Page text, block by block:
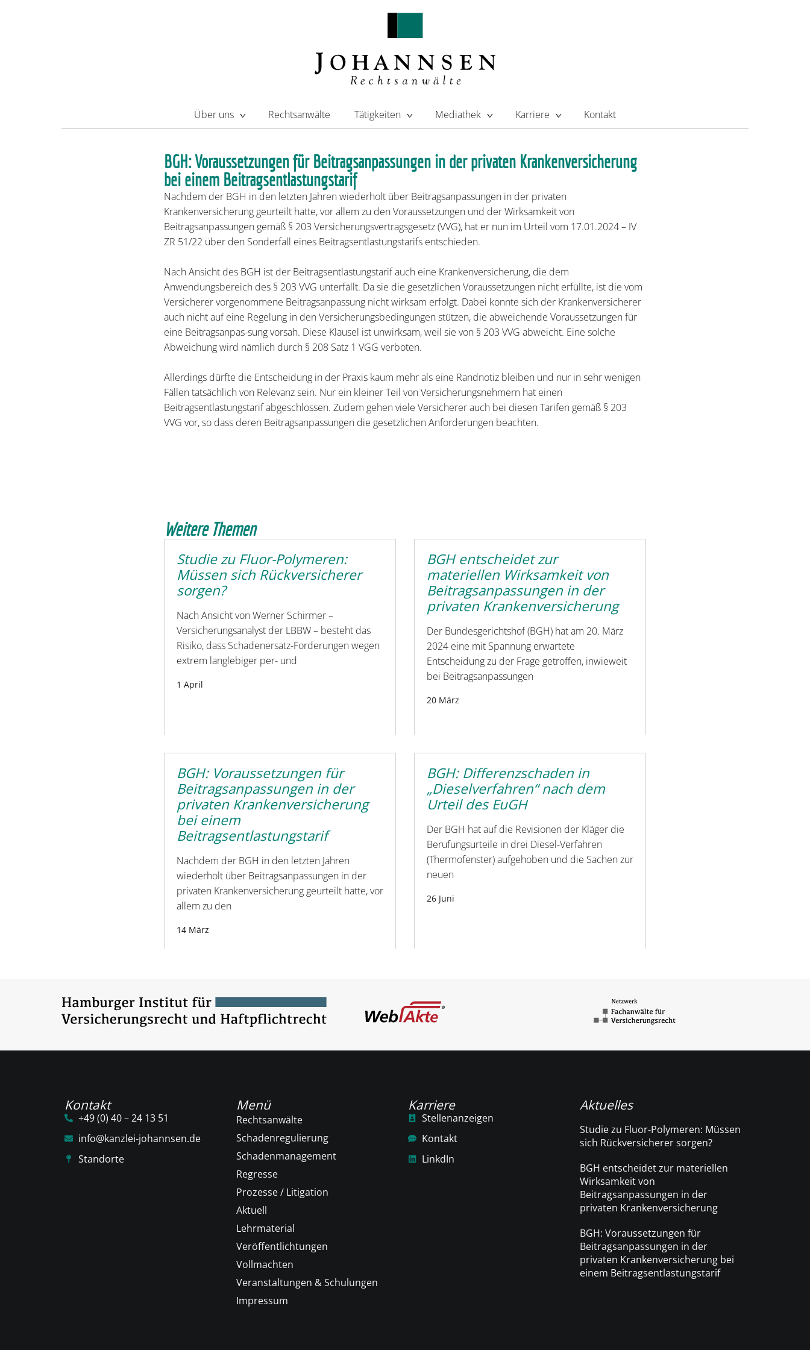
Über uns Rechtsanwälte Tätigkeiten Mediathek Karriere Kontakt
BGH: Voraussetzungen für Beitragsanpassungen in der privaten Krankenversicherung
bei einem Beitragsentlastungstarif
Nachdem der BGH in den letzten Jahren wiederholt über Beitragsanpassungen in der privaten
Krankenversicherung geurteilt hatte, vor allem zu den Voraussetzungen und der Wirksamkeit von
Beitragsanpassungen gemäß § 203 Versicherungsvertragsgesetz (VVG), hat er nun im Urteil vom 17.01.2024 – IV
ZR 51/22 über den Sonderfall eines Beitragsentlastungstarifs entschieden.
Nach Ansicht des BGH ist der Beitragsentlastungstarif auch eine Krankenversicherung, die dem
Anwendungsbereich des § 203 VVG unterfällt. Da sie die gesetzlichen Voraussetzungen nicht erfüllte, ist die vom
Versicherer vorgenommene Beitragsanpassung nicht wirksam erfolgt. Dabei konnte sich der Krankenversicherer
auch nicht auf eine Regelung in den Versicherungsbedingungen stützen, die abweichende Voraussetzungen für
eine Beitragsanpas-sung vorsah. Diese Klausel ist unwirksam, weil sie von § 203 VVG abweicht. Eine solche
Abweichung wird nämlich durch § 208 Satz 1 VGG verboten.
Allerdings dürfte die Entscheidung in der Praxis kaum mehr als eine Randnotiz bleiben und nur in sehr wenigen
Fällen tatsächlich von Relevanz sein. Nur ein kleiner Teil von Versicherungsnehmern hat einen
Beitragsentlastungstarif abgeschlossen. Zudem gehen viele Versicherer auch bei diesen Tarifen gemäß § 203
VVG vor, so dass deren Beitragsanpassungen die gesetzlichen Anforderungen beachten.
Weitere Themen
Studie zu Fluor-Polymeren:
Müssen sich Rückversicherer
sorgen?
Nach Ansicht von Werner Schirmer –
Versicherungsanalyst der LBBW – besteht das
Risiko, dass Schadenersatz-Forderungen wegen
extrem langlebiger per- und
1 April
BGH entscheidet zur
materiellen Wirksamkeit von
Beitragsanpassungen in der
privaten Krankenversicherung
Der Bundesgerichtshof (BGH) hat am 20. März
2024 eine mit Spannung erwartete
Entscheidung zu der Frage getroffen, inwieweit
bei Beitragsanpassungen
20 März
BGH: Voraussetzungen für
Beitragsanpassungen in der
privaten Krankenversicherung
bei einem
Beitragsentlastungstarif
Nachdem der BGH in den letzten Jahren
wiederholt über Beitragsanpassungen in der
privaten Krankenversicherung geurteilt hatte, vor
allem zu den
14 März
BGH: Differenzschaden in
„Dieselverfahren“ nach dem
Urteil des EuGH
Der BGH hat auf die Revisionen der Kläger die
Berufungsurteile in drei Diesel-Verfahren
(Thermofenster) aufgehoben und die Sachen zur
neuen
26 Juni
Kontakt
+49 (0) 40 – 24 13 51
info@kanzlei-johannsen.de
Standorte
Menü
Rechtsanwälte
Schadenregulierung
Schadenmanagement
Regresse
Prozesse / Litigation
Aktuell
Lehrmaterial
Veröffentlichtungen
Vollmachten
Veranstaltungen & Schulungen
Impressum
Karriere
Stellenanzeigen
Kontakt
LinkdIn
Aktuelles
Studie zu Fluor-Polymeren: Müssen
sich Rückversicherer sorgen?
BGH entscheidet zur materiellen
Wirksamkeit von
Beitragsanpassungen in der
privaten Krankenversicherung
BGH: Voraussetzungen für
Beitragsanpassungen in der
privaten Krankenversicherung bei
einem Beitragsentlastungstarif